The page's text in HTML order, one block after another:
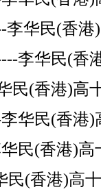
华民(香
李华民(香
民(香港)高
华民(香港
民(香港)高
民(香港)高